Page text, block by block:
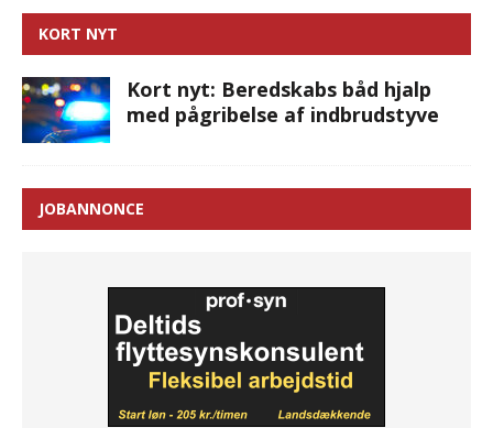
KORT NYT
Kort nyt: Beredskabs båd hjalp
med pågribelse af indbrudstyve
JOBANNONCE